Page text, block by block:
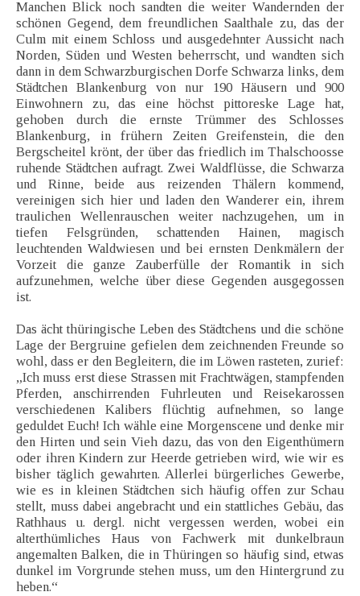
Manchen Blick noch sandten die weiter Wandernden der
schönen Gegend, dem freundlichen Saalthale zu, das der
Culm mit einem Schloss und ausgedehnter Aussicht nach
Norden, Süden und Westen beherrscht, und wandten sich
dann in dem Schwarzburgischen Dorfe Schwarza links, dem
Städtchen Blankenburg von nur 190 Häusern und 900
Einwohnern zu, das eine höchst pittoreske Lage hat,
gehoben durch die ernste Trümmer des Schlosses
Blankenburg, in frühern Zeiten Greifenstein, die den
Bergscheitel krönt, der über das friedlich im Thalschoosse
ruhende Städtchen aufragt. Zwei Waldflüsse, die Schwarza
und Rinne, beide aus reizenden Thälern kommend,
vereinigen sich hier und laden den Wanderer ein, ihrem
traulichen Wellenrauschen weiter nachzugehen, um in
tiefen Felsgründen, schattenden Hainen, magisch
leuchtenden Waldwiesen und bei ernsten Denkmälern der
Vorzeit die ganze Zauberfülle der Romantik in sich
aufzunehmen, welche über diese Gegenden ausgegossen
ist.
Das ächt thüringische Leben des Städtchens und die schöne
Lage der Bergruine gefielen dem zeichnenden Freunde so
wohl, dass er den Begleitern, die im Löwen rasteten, zurief:
„Ich muss erst diese Strassen mit Frachtwägen, stampfenden
Pferden, anschirrenden Fuhrleuten und Reisekarossen
verschiedenen Kalibers flüchtig aufnehmen, so lange
geduldet Euch! Ich wähle eine Morgenscene und denke mir
den Hirten und sein Vieh dazu, das von den Eigenthümern
oder ihren Kindern zur Heerde getrieben wird, wie wir es
bisher täglich gewahrten. Allerlei bürgerliches Gewerbe,
wie es in kleinen Städtchen sich häufig offen zur Schau
stellt, muss dabei angebracht und ein stattliches Gebäu, das
Rathhaus u. dergl. nicht vergessen werden, wobei ein
alterthümliches Haus von Fachwerk mit dunkelbraun
angemalten Balken, die in Thüringen so häufig sind, etwas
dunkel im Vorgrunde stehen muss, um den Hintergrund zu
heben.“